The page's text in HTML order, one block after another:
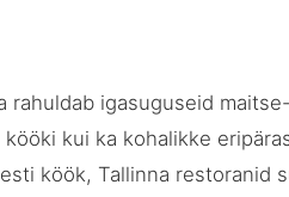
rahuldab igasuguseid
kui ka kohalikke
köök, Tallinna restoranid